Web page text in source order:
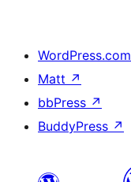
WordPress.com
Matt ↗
bbPress ↗
BuddyPress ↗